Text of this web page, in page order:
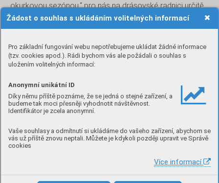
Žádost o souhlas s ukládáním volitelných informací
Pro základní fungování webu nepotřebujeme ukládat žádné informace
(tzv. cookies apod.). Rádi bychom vás ale požádali o souhlas s
uložením volitelných informací:
Anonymní unikátní ID
Díky němu příště poznáme, že se jedná o stejné zařízení, a
budeme tak moci přesněji vyhodnotit návštěvnost.
Identifikátor je zcela anonymní.
Vaše souhlasy a odmítnutí si ukládáme do vašeho zařízení, abychom se
vás už příště znovu neptali. Můžete je kdykoli později upravit ve Správě
cookies
Více informací
„okurkovou sezónou,“ pro nás na drásovské radnici určitě
nebylo léto dobou odpočinku. Kromě dozoru nad
stavebními pracemi Drásovské chaloupky, ul.
dalších úkolech. Bylo vypsáno výběrové řízení na
zbudování obratiště v ul. Pod Mlýnem a pěšího propoje na
ul. Východní. Pracujeme na založení obecní obchodní
společnosti, která bude provozovat náš nový dům pro
seniory. Probíhá předprojektová příprava na zbudování
povrchu ul. Zahradní. Pracujeme na standardizaci našeho
územního plánu a začínáme připravovat změny č. II.
Hřištěm, kde bude v naší gesci především část obecní
komunikace U Hřiště. Zvažujeme další úpravy veřejných
místo v obci využito a upraveno. A protože čas neúprosně
běží, za chvíli bude na místě začít připravovat adventní